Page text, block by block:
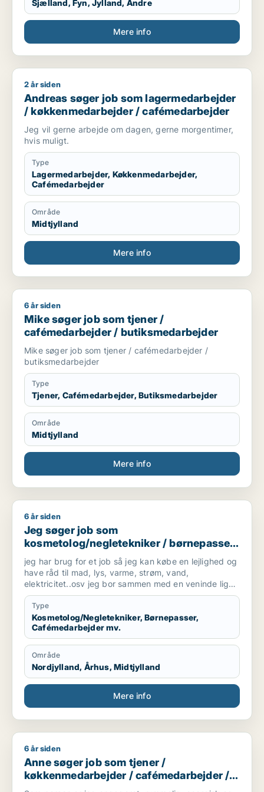
Sjælland, Fyn, Jylland, Andre
Mere info
Andreas søger job som lagermedarbejder /
2 år siden
Andreas søger job som lagermedarbejder
/ køkkenmedarbejder / cafémedarbejder
Jeg vil gerne arbejde om dagen, gerne morgentimer,
hvis muligt.
Type
Lagermedarbejder, Køkkenmedarbejder,
Cafémedarbejder
Område
Midtjylland
Mere info
Mike søger job som tjener / cafémedarbejder /
6 år siden
Mike søger job som tjener /
cafémedarbejder / butiksmedarbejder
Mike søger job som tjener / cafémedarbejder /
butiksmedarbejder
Type
Tjener, Cafémedarbejder, Butiksmedarbejder
Område
Midtjylland
Mere info
Jeg søger job som kosmetolog/negletekniker /
6 år siden
Jeg søger job som
kosmetolog/negletekniker / børnepasser
/ cafémedarbejder / blomsterhandler /
fritids medarbejder
jeg har brug for et job så jeg kan købe en lejlighed og
have råd til mad, lys, varme, strøm, vand,
elektricitet..osv jeg bor sammen med en veninde lige
nu men hun skal bo med sin kæreste.
Type
Kosmetolog/Negletekniker, Børnepasser,
Cafémedarbejder mv.
Område
Nordjylland, Århus, Midtjylland
Mere info
Anne søger job som tjener / køkkenmedarbejder /
6 år siden
Anne søger job som tjener /
køkkenmedarbejder / cafémedarbejder /
butiksmedarbejder / blomsterhandler